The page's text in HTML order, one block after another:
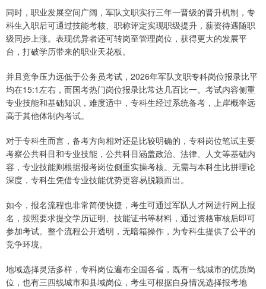
同时，职业发展空间广阔，军队文职实行三年一晋级的晋升机制，专
科生入职后可通过技能考核、职称评定实现职级提升，薪资待遇随职
级同步上涨。表现优异者还可转岗至管理岗位，获得更大的发展平
台，打破学历带来的职业天花板。
并且竞争压力远低于公务员考试，2026年军队文职专科岗位报录比平
均在15:1左右，而国考热门岗位报录比常达几百比一。考试内容侧重
专业技能和基础知识，难度适中，专科生经过系统备考，上岸概率远
高于其他体制内考试。
对于专科生而言，备考方向相对还是比较明确的，专科岗位笔试主要
考察公共科目和专业技能，公共科目涵盖政治、法律、人文等基础内
容，专业技能则根据报考岗位侧重实操考核。无需与本科生比拼理论
深度，专科生凭借专业技能优势更容易脱颖而出。
如今，报名流程也非常简便快捷，考生可通过军队人才网进行网上报
名，按照要求提交学历证明、技能证书等材料，通过资格审核后即可
参加考试。整个流程公开透明，无暗箱操作，为专科生提供了公平的
竞争环境。
地域选择灵活多样，专科岗位遍布全国各省，既有一线城市的优质岗
位，也有三四线城市和县域岗位，考生可根据自身情况选择报考地